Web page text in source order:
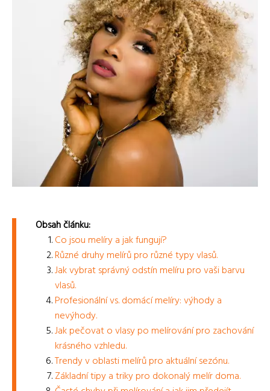
Obsah článku:
Co jsou melíry a jak fungují?
Různé druhy melírů pro různé typy vlasů.
Jak vybrat správný odstín melíru pro vaši barvu
vlasů.
Profesionální vs. domácí melíry: výhody a
nevýhody.
Jak pečovat o vlasy po melírování pro zachování
krásného vzhledu.
Trendy v oblasti melírů pro aktuální sezónu.
Základní tipy a triky pro dokonalý melír doma.